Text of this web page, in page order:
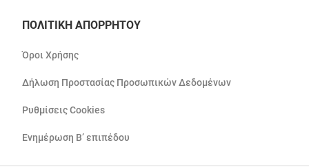
ΠΟΛΙΤΙΚΗ ΑΠΟΡΡΗΤΟΥ
Όροι Χρήσης
Δήλωση Προστασίας Προσωπικών Δεδομένων
Ρυθμίσεις Cookies
Ενημέρωση Β’ επιπέδου